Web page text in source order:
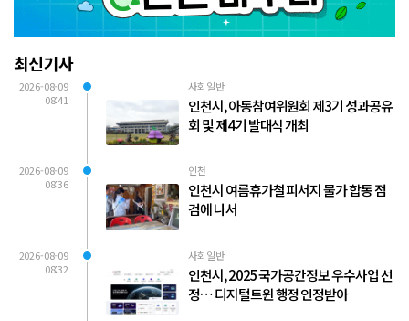
최신기사
2026-08-09
08:41
사회일반
인천시, 아동참여위원회 제3기 성과공유
회 및 제4기 발대식 개최
2026-08-09
08:36
인천
인천시 여름휴가철 피서지 물가 합동 점
검에 나서
2026-08-09
08:32
사회일반
인천시, 2025 국가공간정보 우수사업 선
정… 디지털트윈 행정 인정받아